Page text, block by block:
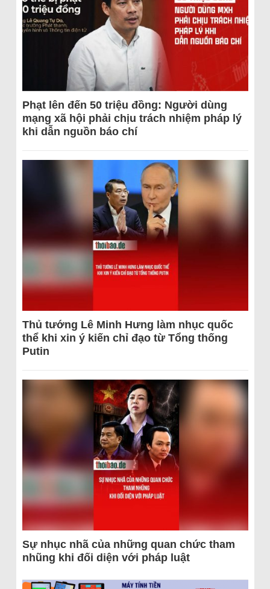
Phạt lên đến 50 triệu đồng: Người dùng
mạng xã hội phải chịu trách nhiệm pháp lý
khi dẫn nguồn báo chí
Thủ tướng Lê Minh Hưng làm nhục quốc
thể khi xin ý kiến chỉ đạo từ Tổng thống
Putin
Sự nhục nhã của những quan chức tham
nhũng khi đối diện với pháp luật